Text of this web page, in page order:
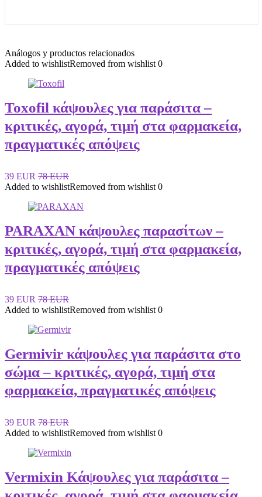
Análogos y productos relacionados
Added to wishlistRemoved from wishlist 0
Toxofil κάψουλες για παράσιτα –
κριτικές, αγορά, τιμή στα φαρμακεία,
πραγματικές απόψεις
39 EUR 78 EUR
Added to wishlistRemoved from wishlist 0
PARAXAN κάψουλες παρασίτων –
κριτικές, αγορά, τιμή στα φαρμακεία,
πραγματικές απόψεις
39 EUR 78 EUR
Added to wishlistRemoved from wishlist 0
Germivir κάψουλες για παράσιτα στο
σώμα – κριτικές, αγορά, τιμή στα
φαρμακεία, πραγματικές απόψεις
39 EUR 78 EUR
Added to wishlistRemoved from wishlist 0
Vermixin Κάψουλες για παράσιτα –